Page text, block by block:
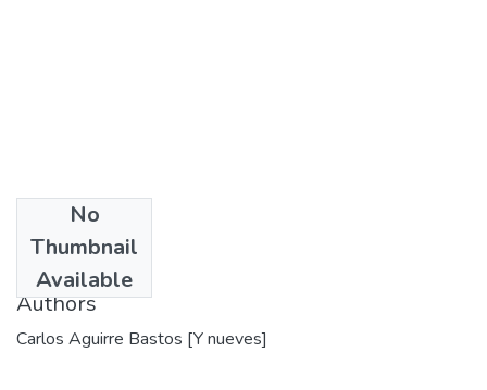
No
Thumbnail
Available
1995
Authors
Carlos Aguirre Bastos [Y nueves]